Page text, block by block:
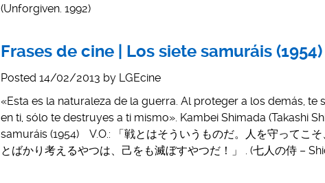
(Unforgiven. 1992)
Frases de cine | Los siete samuráis (1954)
Posted 14/02/2013 by LGEcine
«Esta es la naturaleza de la guerra. Al proteger a los demás, te
en ti, sólo te destruyes a ti mismo». Kambei Shimada (Takashi
samuráis (1954) V.O.: 「戦とはそういうものだ。人を守ってこ
とばかり考えるやつは、己をも滅ぼすやつだ！」 . (七人の侍 –